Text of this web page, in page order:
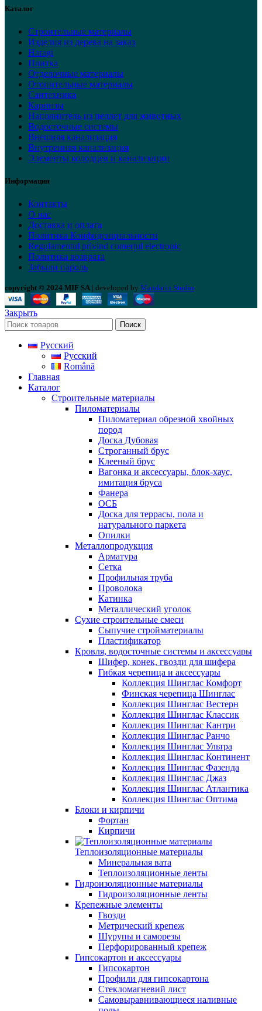
Каталог
Строительные материалы
Изделия из дерева на заказ
Haragi
Плитка
Отделочные материалы
Отопительные материалы
Сантехника
Карнизы
Наполнитель из пеллет для животных
Водосточные системы
Внешняя канализация
Внутренняя канализация
Элементы колодцев и канализации
Информация
Контакты
О нас
Доставка и оплата
Политика Конфиденциальности
Regulamentul privind comerțul electronic
Политика возврата
Забыли пароль
copyright © 2024 MIF SA | developed by Mandarin Studio.
Закрыть
Поиск
Русский
Русский
Română
Главная
Каталог
Строительные материалы
Пиломатериалы
Пиломатериал обрезной хвойных
пород
Доска Дубовая
Строганный брус
Клееный брус
Вагонка и аксессуары, блок-хаус,
имитация бруса
Фанера
ОСБ
Доска для террасы, пола и
натурального паркета
Опилки
Металлопродукция
Арматура
Сетка
Профильная труба
Проволока
Катинка
Металлический уголок
Сухие строительные смеси
Сыпучие стройматериалы
Пластификатор
Кровля, водосточные системы и аксессуары
Шифер, конек, гвозди для шифера
Гибкая черепица и аксессуары
Коллекция Шинглас Комфорт
Финская черепица Шинглас
Коллекция Шинглас Вестерн
Коллекция Шинглас Классик
Коллекция Шинглас Кантри
Коллекция Шинглас Ранчо
Коллекция Шинглас Ультра
Коллекция Шинглас Континент
Коллекция Шинглас Фазенда
Коллекция Шинглас Джаз
Коллекция Шинглас Атлантика
Коллекция Шинглас Оптима
Блоки и кирпичи
Фортан
Кирпичи
Теплоизоляционные материалы
Минеральная вата
Теплоизоляционные ленты
Гидроизоляционные материалы
Гидроизоляционные ленты
Крепежные элементы
Гвозди
Метрический крепеж
Шурупы и саморезы
Перфорированный крепеж
Гипсокартон и аксессуары
Гипсокартон
Профили для гипсокартона
Стекломагневий лист
Самовыравнивающиеся наливные